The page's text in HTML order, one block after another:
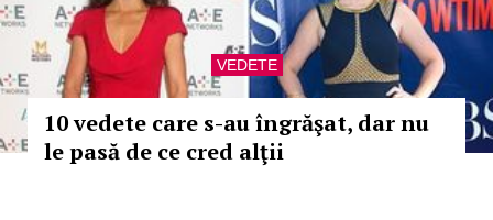
VEDETE
10 vedete care s-au îngrăşat, dar nu
le pasă de ce cred alţii